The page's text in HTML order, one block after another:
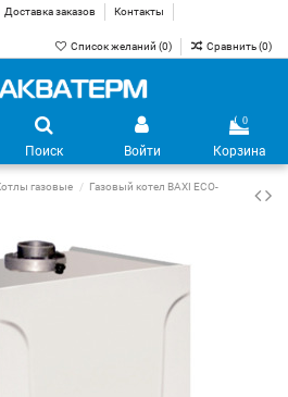
Доставка заказов
Контакты
Список желаний (0) Сравнить (0)
Поиск Войти
0
Корзина
газовые
Газовый котел BAXI ECO-